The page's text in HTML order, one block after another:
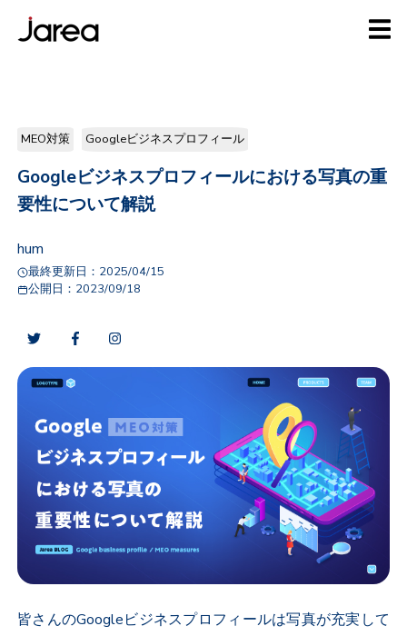
MEO対策 Googleビジネスプロフィール
Googleビジネスプロフィールにおける写真の重
要性について解説
hum
最終更新日： 2025/04/15
公開日： 2023/09/18
皆さんのGoogleビジネスプロフィールは写真が充実して